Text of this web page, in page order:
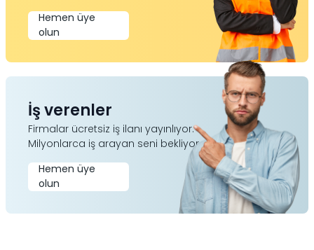
Hemen üye
olun
İş verenler
Firmalar ücretsiz iş ilanı yayınlıyor.
Milyonlarca iş arayan seni bekliyor.
Hemen üye
olun